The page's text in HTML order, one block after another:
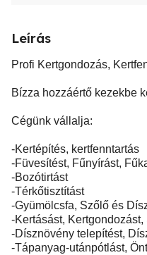
Leírás
Profi Kertgondozás,
Bízza hozzáértő kezekbe
Cégünk vállalja:
-Kertépítés, kertfenntartás
-Füvesítést, Fűnyírást,
-Bozótirtást
-Térkőtisztítást
-Gyümölcsfa, Szőlő és
-Kertásást,
-Dísznövény telepítést,
-Tápanyag-utánpótlást,